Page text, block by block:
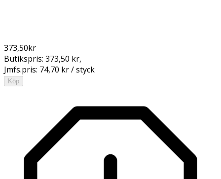
373,50kr
Butikspris: 373,50 kr,
Jmfs.pris: 74,70 kr / styck
Köp